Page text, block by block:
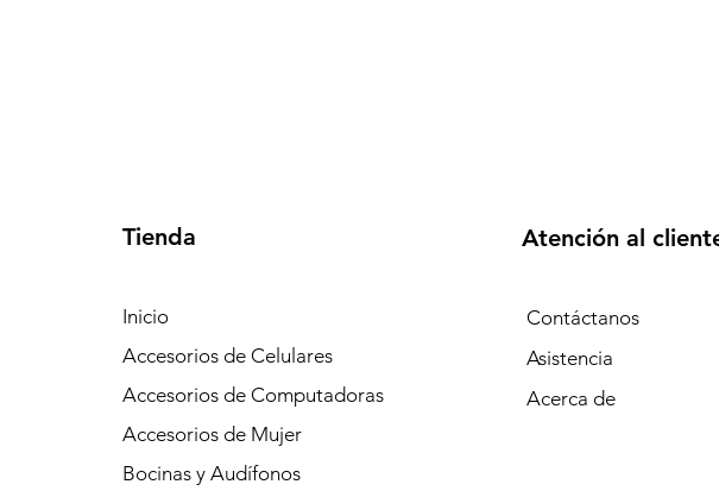
Tienda
Inicio
Accesorios de Celulares
Accesorios de Computadoras
Accesorios de Mujer
Bocinas y Audífonos
Atención al
Contáctanos
Asistencia
Acerca de